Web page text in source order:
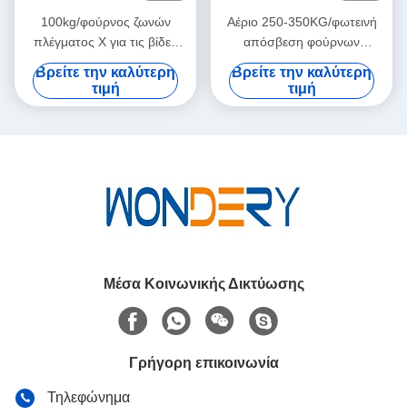
100kg/φούρνος ζωνών
πλέγματος Χ για τις βίδες
ξηρών τοίχων που
αποσβήνουν τη
σκληραίνοντας μετρίαση
Βρείτε την καλύτερη
τιμή
Αέριο 250-350KG/φωτεινή
απόσβεση φούρνων
δαπέδων τζακιού κυλίνδρων
υποστήριξης Χ για τα
εργαλεία χεριών
Βρείτε την καλύτερη
τιμή
Μέσα Κοινωνικής Δικτύωσης
Γρήγορη επικοινωνία
Τηλεφώνημα